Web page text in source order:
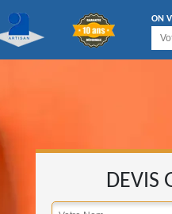
ON
DEVIS